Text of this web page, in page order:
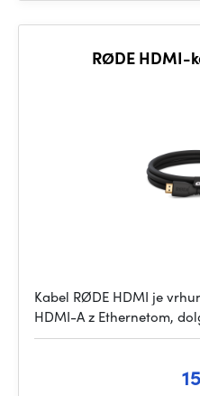
RØDE HDMI-
Kabel RØDE HDMI je
HDMI-A z Ethernetom,